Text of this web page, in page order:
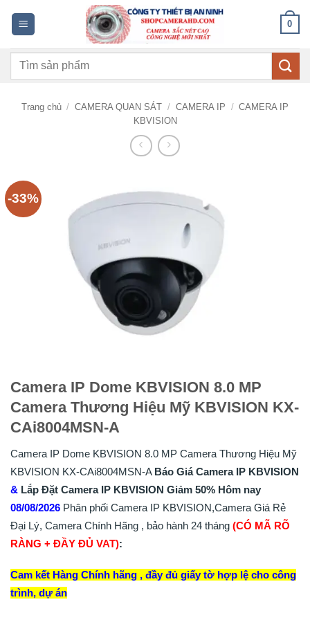
dung
0
Tìm
Trang chủ / CAMERA QUAN SÁT / CAMERA IP / CAMERA IP
KBVISION
-33%
Camera IP Dome KBVISION 8.0 MP
Camera Thương Hiệu Mỹ KBVISION KX-
CAi8004MSN-A
Camera IP Dome KBVISION 8.0 MP Camera Thương Hiệu Mỹ
KBVISION KX-CAi8004MSN-A Báo Giá Camera IP KBVISION
& Lắp Đặt Camera IP KBVISION Giảm 50% Hôm nay
08/08/2026 Phân phối Camera IP KBVISION,Camera Giá Rẻ
Đại Lý, Camera Chính Hãng , bảo hành 24 tháng (CÓ MÃ RÕ
RÀNG + ĐẦY ĐỦ VAT):
Cam kết Hàng Chính hãng , đầy đủ giấy tờ hợp lệ cho công
trình, dự án